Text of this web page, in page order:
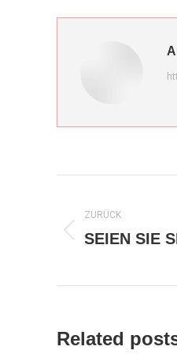
ZURÜCK
Vorheriger
SEIEN SIE
Related